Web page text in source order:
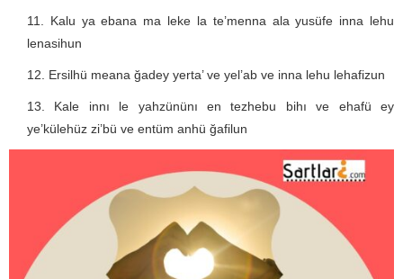
Kalu ya ebana ma leke la te’menna ala yusüfe inna lehu
lenasihun
Ersilhü meana ğadey yerta’ ve yel’ab ve inna lehu lehafizun
Kale innı le yahzününı en tezhebu bihı ve ehafü ey
ye’külehüz zi’bü ve entüm anhü ğafilun